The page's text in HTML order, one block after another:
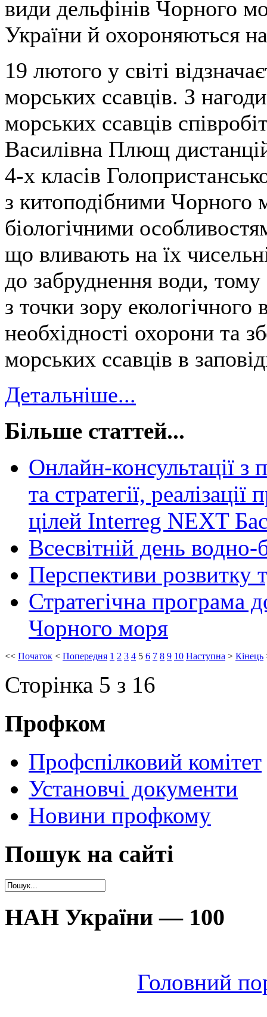
види дельфінів Чорного
України й охороняються
19 лютого у світі
морських ссавців. З
морських ссавців
Василівна Плющ
4-х класів
з китоподібними Чорного
біологічними
що вливають на їх
до забруднення води,
з точки зору екологічного
необхідності охорони та
морських ссавців в
Детальніше...
Більше статтей...
Онлайн-консультації з
та стратегії,
цілей Interreg NEXT
Всесвітній день
Перспективи розвитку
Стратегічна програма
Чорного моря
<< Початок < Попередня 1 2 3 4 5 6 7 8 9 10 Наступна > Кінець
Сторінка 5 з 16
Профком
Профспілковий комітет
Установчі документи
Новини профкому
Пошук на сайті
НАН України — 100
Головний